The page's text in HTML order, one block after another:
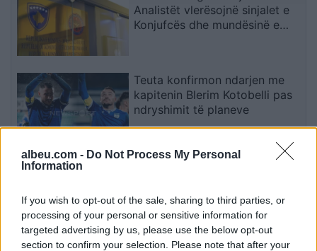
albeu.com - Do Not Process My Personal
Information
If you wish to opt-out of the sale, sharing to third parties, or
processing of your personal or sensitive information for
targeted advertising by us, please use the below opt-out
section to confirm your selection. Please note that after your
Analistët vlerësojnë sinjalet e
Konjufcës dhe mundësinë e
Teuta konfirmon ndarjen me
kapitenin Blerim Kotobelli pas
ndryshimit të planeve
klasën e parë